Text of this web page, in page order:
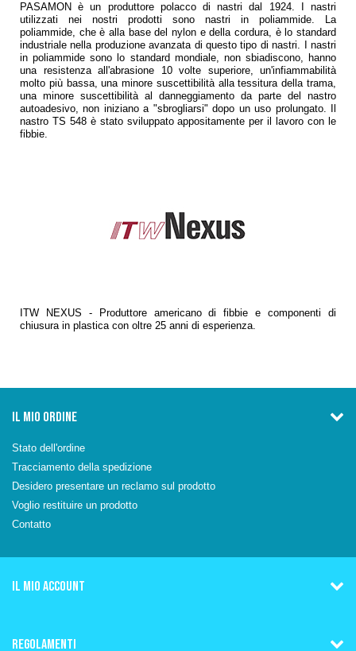
PASAMON è un produttore polacco di nastri dal 1924. I nastri
utilizzati nei nostri prodotti sono nastri in poliammide. La
poliammide, che è alla base del nylon e della cordura, è lo standard
industriale nella produzione avanzata di questo tipo di nastri. I nastri
in poliammide sono lo standard mondiale, non sbiadiscono, hanno
una resistenza all'abrasione 10 volte superiore, un'infiammabilità
molto più bassa, una minore suscettibilità alla tessitura della trama,
una minore suscettibilità al danneggiamento da parte del nastro
autoadesivo, non iniziano a "sbrogliarsi" dopo un uso prolungato. Il
nastro TS 548 è stato sviluppato appositamente per il lavoro con le
fibbie.
ITW NEXUS - Produttore americano di fibbie e componenti di
chiusura in plastica con oltre 25 anni di esperienza.
IL MIO ORDINE
Stato dell'ordine
Tracciamento della spedizione
Desidero presentare un reclamo sul prodotto
Voglio restituire un prodotto
Contatto
IL MIO ACCOUNT
REGOLAMENTI